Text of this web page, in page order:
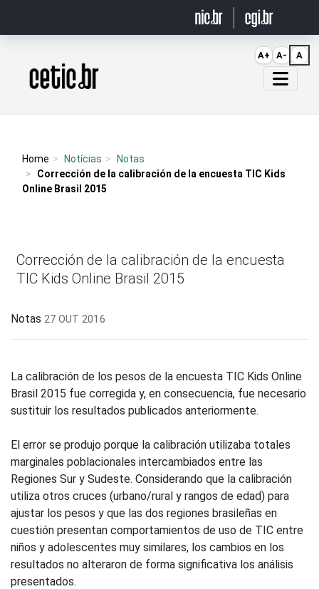
Página inicial
Home Notícias
Notas
Corrección de la calibración de la encuesta TIC Kids
Online Brasil 2015
Corrección de la calibración de la encuesta
TIC Kids Online Brasil 2015
Notas 27 OUT 2016
La calibración de los pesos de la encuesta TIC Kids Online
Brasil 2015 fue corregida y, en consecuencia, fue necesario
sustituir los resultados publicados anteriormente.
El error se produjo porque la calibración utilizaba totales
marginales poblacionales intercambiados entre las
Regiones Sur y Sudeste. Considerando que la calibración
utiliza otros cruces (urbano/rural y rangos de edad) para
ajustar los pesos y que las dos regiones brasileñas en
cuestión presentan comportamientos de uso de TIC entre
niños y adolescentes muy similares, los cambios en los
resultados no alteraron de forma significativa los análisis
presentados.
A+ A- A